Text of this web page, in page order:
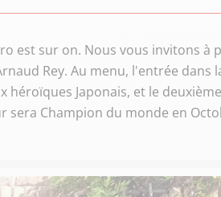
est sur on. Nous vous invitons à
Rey. Au menu, l'entrée dans
Japonais, et le
sera Champion du monde en